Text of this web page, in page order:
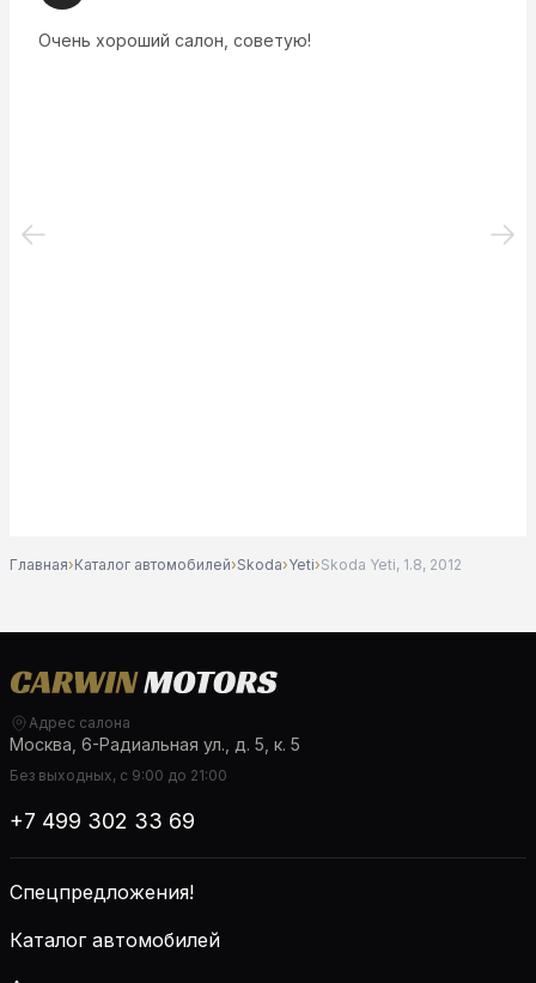
Очень хороший салон, советую!
Главная›Каталог автомобилей›Skoda›Yeti›Skoda Yeti, 1.8, 2012
Адрес салона
Москва, 6-Радиальная ул., д. 5, к. 5
Без выходных, с 9:00 до 21:00
+7 499 302 33 69
Спецпредложения!
Каталог автомобилей